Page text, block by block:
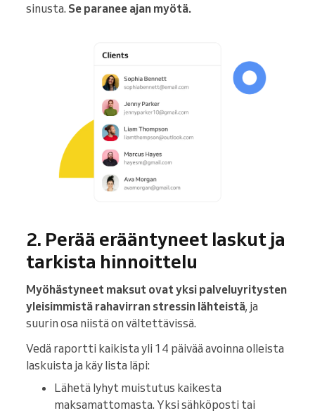
sinusta. Se paranee ajan myötä.
2. Perää erääntyneet laskut ja
tarkista hinnoittelu
Myöhästyneet maksut ovat yksi palveluyritysten
yleisimmistä rahavirran stressin lähteistä, ja
suurin osa niistä on vältettävissä.
Vedä raportti kaikista yli 14 päivää avoinna olleista
laskuista ja käy lista läpi:
Lähetä lyhyt muistutus kaikesta
maksamattomasta. Yksi sähköposti tai